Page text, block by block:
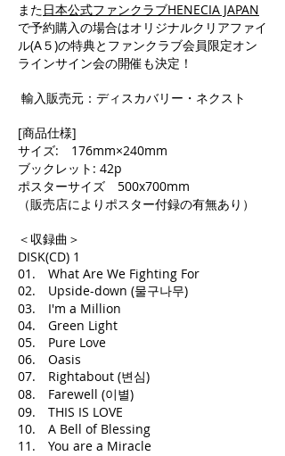
また日本公式ファンクラブHENECIA JAPAN
で予約購入の場合はオリジナルクリアファイ
ル(A５)の特典とファンクラブ会員限定オン
ラインサイン会の開催も決定！
輸入販売元：ディスカバリー・ネクスト
[商品仕様]
サイズ: 176mm×240mm
ブックレット: 42p
ポスターサイズ 500x700mm
（販売店によりポスター付録の有無あり）
＜収録曲＞
DISK(CD) 1
01. What Are We Fighting For
02. Upside-down (물구나무)
03. I'm a Million
04. Green Light
05. Pure Love
06. Oasis
07. Rightabout (변심)
08. Farewell (이별)
09. THIS IS LOVE
10. A Bell of Blessing
11. You are a Miracle